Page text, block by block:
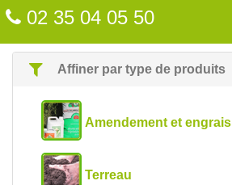
02 35 04 05 50
Affiner par type de produits
Amendement et engrais
Terreau